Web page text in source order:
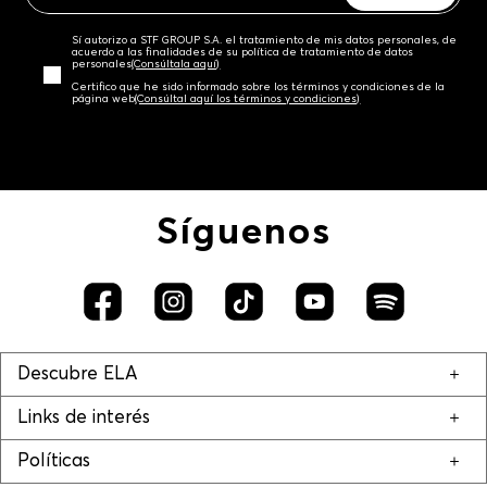
Sí autorizo a STF GROUP S.A. el tratamiento de mis datos personales, de
acuerdo a las finalidades de su política de tratamiento de datos
personales‎(Consúltala aquí)
Certifico que he sido informado sobre los términos y condiciones de la
página web‎(Consúltal aquí los términos y condiciones)
Síguenos
Descubre ELA
Links de interés
Políticas